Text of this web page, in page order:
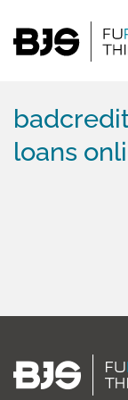
loans